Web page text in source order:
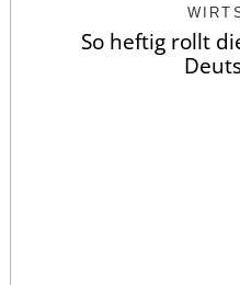
So heftig rollt